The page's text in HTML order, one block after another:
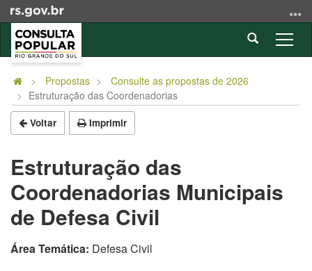
para
conteúdo
para
menu
para
busca
a
Abrir
a
Início
conteúdo
Propostas
Consulte as propostas de 2026
Estruturação das Coordenadorias
Voltar Imprimir
Estruturação das
Coordenadorias Municipais
de Defesa Civil
Área Temática: Defesa Civil